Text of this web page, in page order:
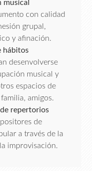
con calidad
grupal,
y afinación.
hábitos
desenvolverse
musical y
espacios de
amigos.
repertorios
de
a través de la
improvisación.